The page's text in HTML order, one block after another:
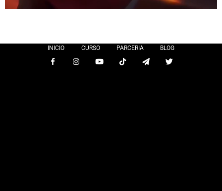
INICIO CURSO PARCERIA BLOG